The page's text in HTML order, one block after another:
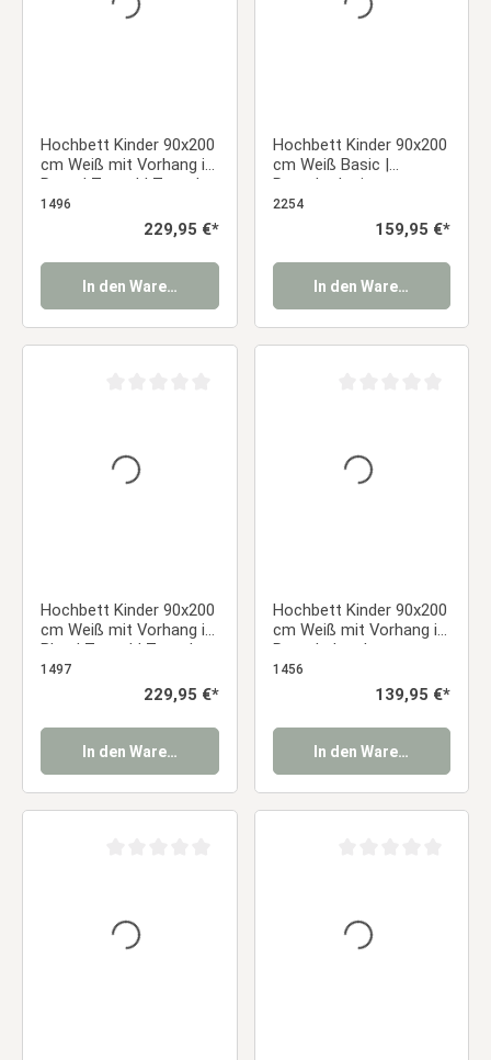
Hochbett Kinder 90x200
cm Weiß mit Vorhang in
Rosa | Tunnel | Turm |
Rutsche | ohne
1496
Regulärer Preis:
229,95 €*
In den Warenkorb
Hochbett Kinder 90x200
cm Weiß Basic |
Rutsche | mit
Lattenrost | ohne
2254
Regulärer Preis:
159,95 €*
In den Warenkorb
Hochbett Kinder 90x200
cm Weiß mit Vorhang in
Blau | Tunnel | Turm |
Rutsche | ohne
Lattenrost | Jungen
1497
Regulärer Preis:
229,95 €*
In den Warenkorb
Hochbett Kinder 90x200
cm Weiß mit Vorhang in
Rosa | ohne Lattenrost
1456
Regulärer Preis:
139,95 €*
In den Warenkorb